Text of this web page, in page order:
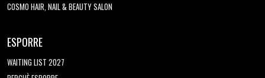
COSMO HAIR, NAIL & BEAUTY SALON
ESPORRE
WAITING LIST 2027